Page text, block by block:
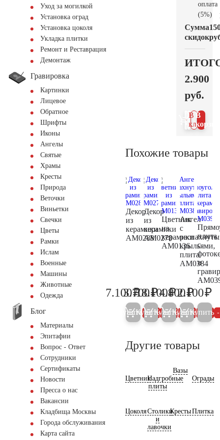
Уход за могилкой
Установка оград
Установка цоколя
Укладка плитки
Ремонт и Реставрация
Демонтаж
Гравировка
Картинки
Лицевое
Обратное
Шрифты
Иконы
Ангелы
Святые
Храмы
Кресты
Природа
Веточки
Виньетки
Свечки
Цветы
Рамки
Ислам
Военные
Машины
Животные
Одежда
Блог
Материалы
Эпитафии
Вопрос - Ответ
Сотрудники
Сертификаты
Новости
Пресса о нас
Вакансии
Кладбища Москвы
Города обслуживания
Карта сайта
оплата
(5%)
Сумма
скидок
2.900
руб.
В
В 1
клик
Похожие товары
Декор
из
керамики
AM0288
7.500
7.100₽
Купить 5%
Декор
из
керамики
AM0278
3.900
3.700₽
Купить 5%
Цветник
из
керамики
AM0136
19.000
18.100₽
Купить 5%
Ангел
с
крыльями,
плита
AM0384
5.000
4.800₽
Купить 5%
плита
с
и
2.100₽
Купить
Другие товары
ЦветникНадгробные
плиты
Вазы
Ограды
ЦоколяСтолики
и
лавочки
КрестыПлитка